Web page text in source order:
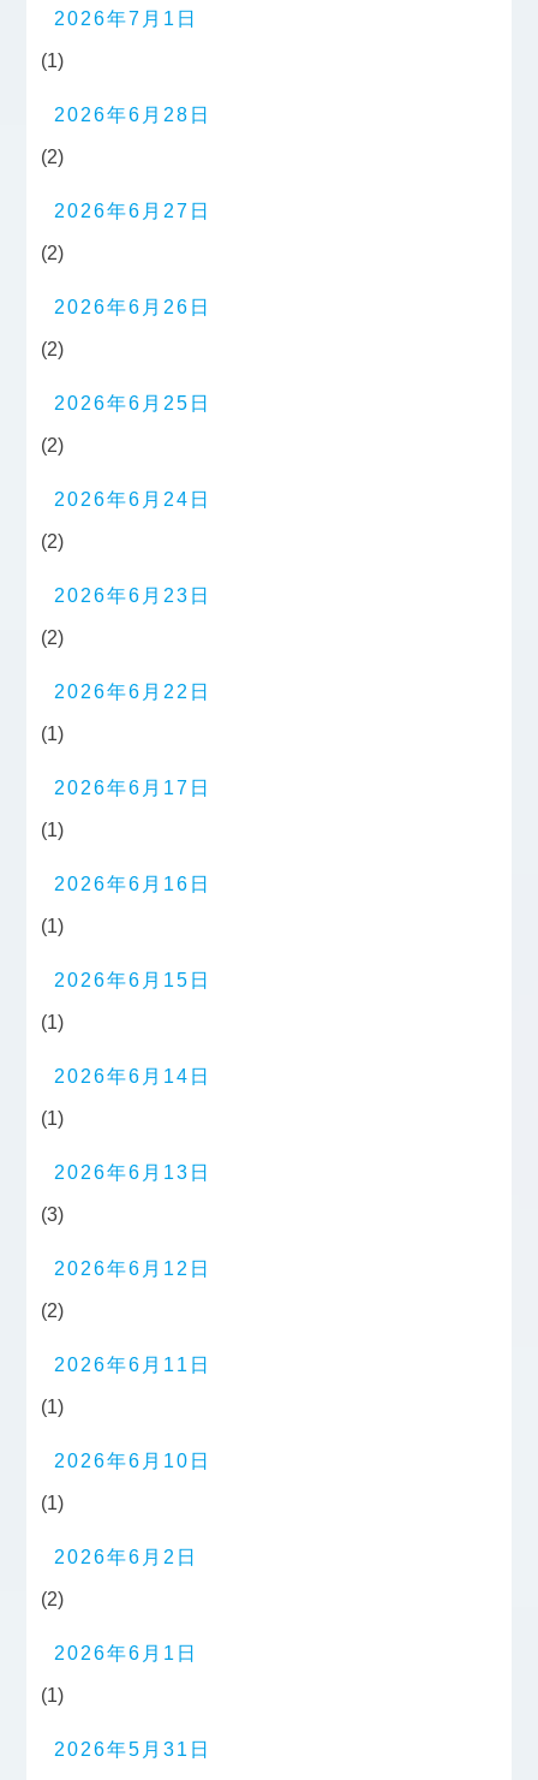
2026年7月1日
(1)
2026年6月28日
(2)
2026年6月27日
(2)
2026年6月26日
(2)
2026年6月25日
(2)
2026年6月24日
(2)
2026年6月23日
(2)
2026年6月22日
(1)
2026年6月17日
(1)
2026年6月16日
(1)
2026年6月15日
(1)
2026年6月14日
(1)
2026年6月13日
(3)
2026年6月12日
(2)
2026年6月11日
(1)
2026年6月10日
(1)
2026年6月2日
(2)
2026年6月1日
(1)
2026年5月31日